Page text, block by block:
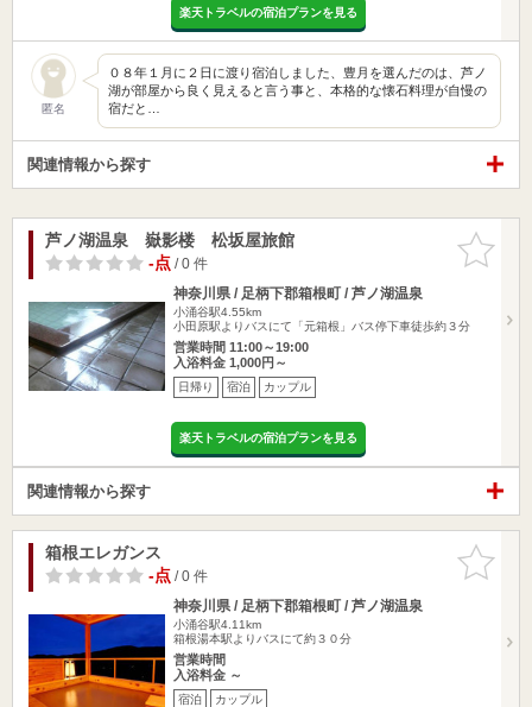
楽天トラベルの宿泊プランを見る
匿名
０８年１月に２日に渡り宿泊しました、豊月を選んだのは、芦ノ
湖が部屋から良く見えると言う事と、本格的な懐石料理が自慢の
宿だと…
関連情報から探す
お気に入
りに追加
芦ノ湖温泉 嶽影楼 松坂屋旅館
-点/ 0 件
神奈川県 / 足柄下郡箱根町 / 芦ノ湖温泉
小涌谷駅4.55km
小田原駅よりバスにて「元箱根」バス停下車徒歩約３分
営業時間 11:00～19:00
入浴料金 1,000円～
日帰り 宿泊 カップル
楽天トラベルの宿泊プランを見る
関連情報から探す
お気に入
りに追加
箱根エレガンス
-点/ 0 件
神奈川県 / 足柄下郡箱根町 / 芦ノ湖温泉
小涌谷駅4.11km
箱根湯本駅よりバスにて約３０分
営業時間
入浴料金 ～
宿泊 カップル